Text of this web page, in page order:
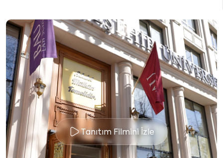
Tanıtım Filmini İzle